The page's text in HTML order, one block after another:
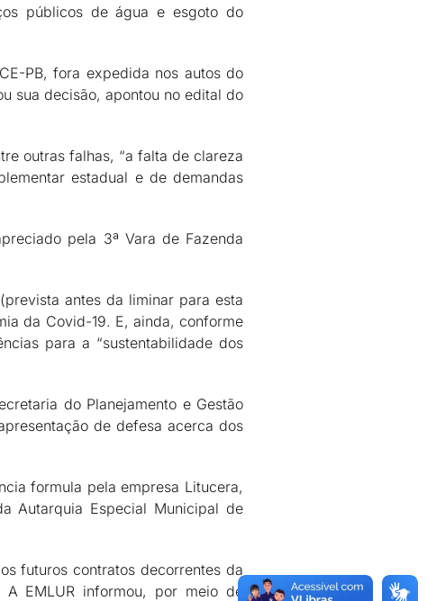
públicos de água e esgoto do
PB, fora expedida nos autos do
sua decisão, apontou no edital do
outras falhas, “a falta de clareza
estadual e de demandas
pela 3ª Vara de Fazenda
antes da liminar para esta
da Covid-19. E, ainda, conforme
para a “sustentabilidade dos
do Planejamento e Gestão
de defesa acerca dos
formula pela empresa Litucera,
Autarquia Especial Municipal de
futuros contratos decorrentes da
EMLUR informou, por meio de